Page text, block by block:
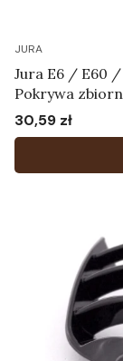
JURA
Jura E6 / E60
Pokrywa
Cena
30,59 zł